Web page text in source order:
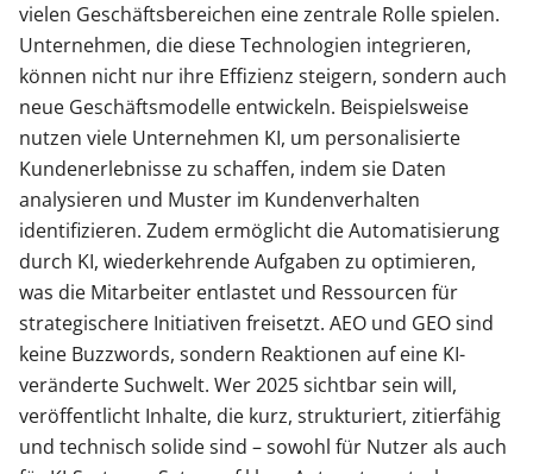
vielen Geschäftsbereichen eine zentrale Rolle spielen.
Unternehmen, die diese Technologien integrieren,
können nicht nur ihre Effizienz steigern, sondern auch
neue Geschäftsmodelle entwickeln. Beispielsweise
nutzen viele Unternehmen KI, um personalisierte
Kundenerlebnisse zu schaffen, indem sie Daten
analysieren und Muster im Kundenverhalten
identifizieren. Zudem ermöglicht die Automatisierung
durch KI, wiederkehrende Aufgaben zu optimieren,
was die Mitarbeiter entlastet und Ressourcen für
strategischere Initiativen freisetzt. AEO und GEO sind
keine Buzzwords, sondern Reaktionen auf eine KI-
veränderte Suchwelt. Wer 2025 sichtbar sein will,
veröffentlicht Inhalte, die kurz, strukturiert, zitierfähig
und technisch solide sind – sowohl für Nutzer als auch